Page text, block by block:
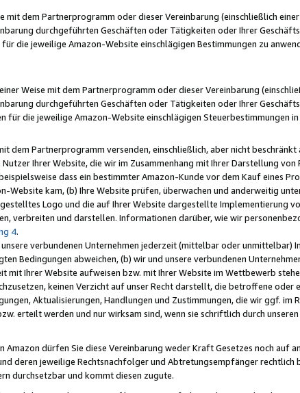
dem Partnerprogramm oder dieser Vereinbarung (einschließlich
durchgeführten Geschäften oder Tätigkeiten oder Ihrer
die jeweilige Amazon-Website einschlägigen Bestimmungen zu
Weise mit dem Partnerprogramm oder dieser Vereinbarung
durchgeführten Geschäften oder Tätigkeiten oder Ihrer
für die jeweilige Amazon-Website einschlägigen Steuerbestimmungen in
dem Partnerprogramm versenden, einschließlich, aber nicht beschränkt
Ihrer Website, die wir im Zusammenhang mit Ihrer Darstellung
dass ein bestimmter Amazon-Kunde vor dem Kauf eines
kam, (b) Ihre Website prüfen, überwachen und anderweitig
Logo und die auf Ihrer Website dargestellte Implementierung
verbreiten und darstellen. Informationen darüber, wie wir
4.
verbundenen Unternehmen jederzeit (mittelbar oder unmittelbar)
Bedingungen abweichen, (b) wir und unsere verbundenen
Ihrer Website aufweisen bzw. mit Ihrer Website im Wettbewerb
keinen Verzicht auf unser Recht darstellt, die betroffene oder
Aktualisierungen, Handlungen und Zustimmungen, die wir ggf. im
erteilt werden und nur wirksam sind, wenn sie schriftlich durch
dürfen Sie diese Vereinbarung weder Kraft Gesetzes noch auf
deren jeweilige Rechtsnachfolger und Abtretungsempfänger rechtlich
durchsetzbar und kommt diesen zugute.